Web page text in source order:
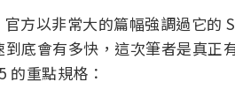
方以非常大的篇幅強調過它的
底會有多快，這次筆者是真正
的重點規格：